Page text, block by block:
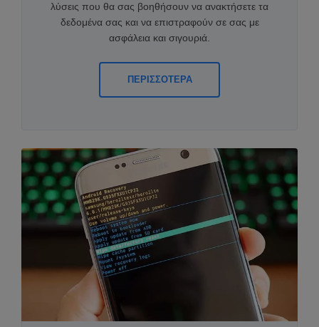
λύσεις που θα σας βοηθήσουν να ανακτήσετε τα
δεδομένα σας και να επιστραφούν σε σας με
ασφάλεια και σιγουριά.
ΠΕΡΙΣΣΟΤΕΡΑ